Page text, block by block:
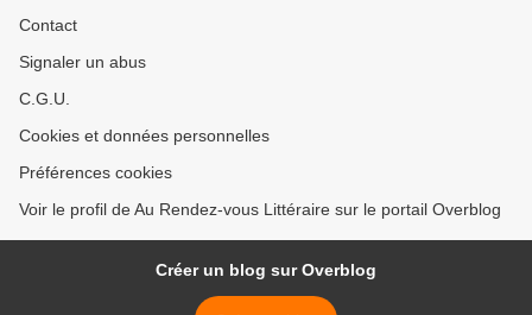
Contact
Signaler un abus
C.G.U.
Cookies et données personnelles
Préférences cookies
Voir le profil de Au Rendez-vous Littéraire sur le portail Overblog
Créer un blog sur Overblog